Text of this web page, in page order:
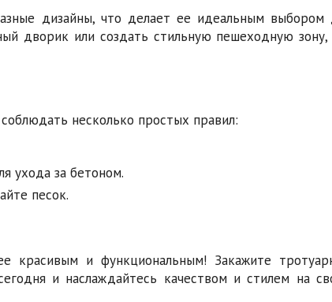
дизайны, что делает ее идеальным выбором
дворик или создать стильную пешеходную зону,
несколько простых правил:
ухода за бетоном.
песок.
красивым и функциональным! Закажите
и наслаждайтесь качеством и стилем на